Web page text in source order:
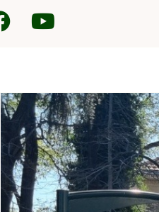
Cementerios
Servicios
Duelos